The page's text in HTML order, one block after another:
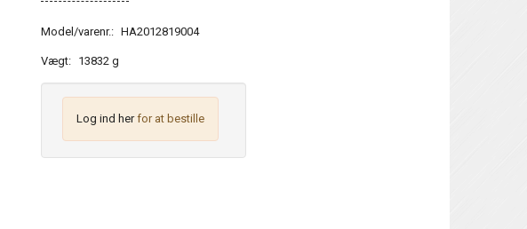
Model/varenr.: HA2012819004
Vægt: 13832 g
Log ind herfor at bestille